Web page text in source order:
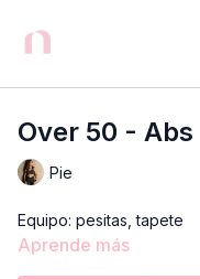
Over 50 - Abs
Pie
Equipo: pesitas, tapete
Aprende más